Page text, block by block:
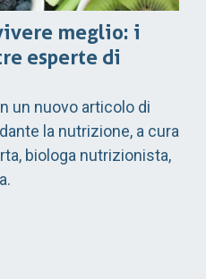
meglio: i
esperte di
un nuovo articolo di
la nutrizione, a cura
biologa nutrizionista,